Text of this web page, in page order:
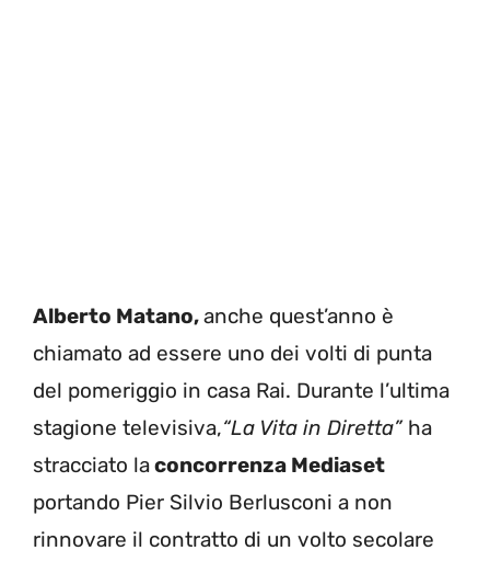
Alberto Matano,anche quest’anno è
chiamato ad essere uno dei volti di punta
del pomeriggio in casa Rai. Durante l’ultima
stagione televisiva,“La Vita in Diretta”ha
stracciato laconcorrenza Mediaset
portando Pier Silvio Berlusconi a non
rinnovare il contratto di un volto secolare